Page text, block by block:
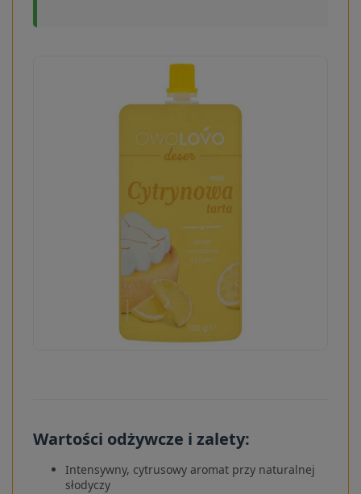
Wartości odżywcze i zalety:
Intensywny, cytrusowy aromat przy naturalnej
słodyczy